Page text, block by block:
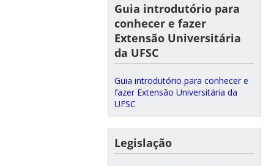
Guia introdutório para
conhecer e fazer
Extensão Universitária
da UFSC
Guia introdutório para conhecer e
fazer Extensão Universitária da
UFSC
Legislação